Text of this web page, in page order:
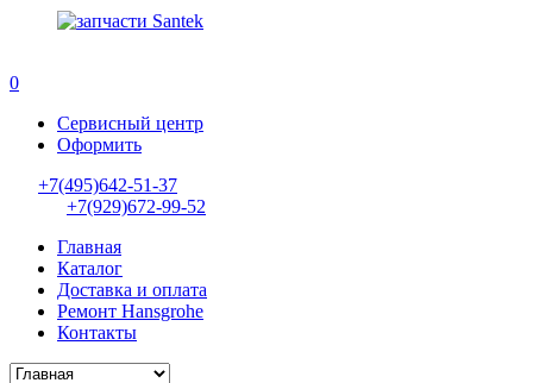
0
Сервисный центр
Оформить
+7(495)642-51-37
+7(929)672-99-52
Главная
Каталог
Доставка и оплата
Ремонт Hansgrohe
Контакты